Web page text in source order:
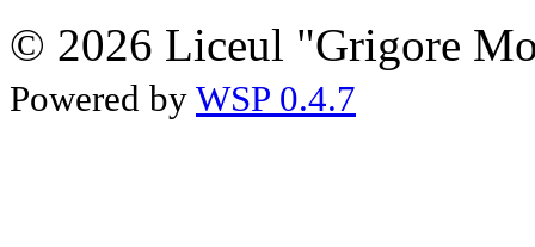
© 2026 Liceul "Grigore
Powered by WSP 0.4.7